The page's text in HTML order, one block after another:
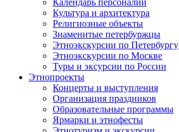
Календарь персоналий
Культура и архитектура
Религиозные объекты
Знаменитые петербуржцы
Этноэкскурсии по Петербургу
Этноэкскурсии по Москве
Туры и эксурсии по России
Этнопроекты
Концерты и выступления
Организация праздников
Образовательные программы
Ярмарки и этнофесты